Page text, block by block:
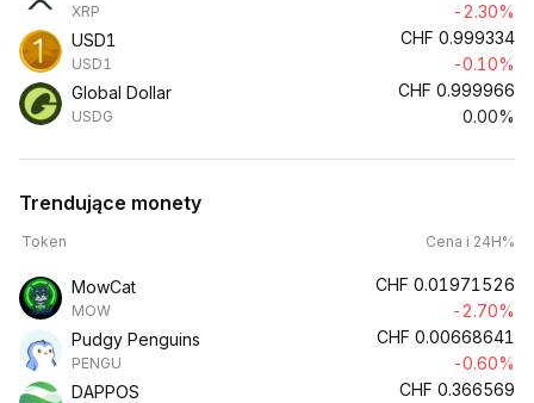
XRP
-2.30%
USD1
USD1
CHF 0.999334
-0.10%
Global Dollar
USDG
CHF 0.999966
0.00%
Trendujące monety
Token Cena i 24H%
MowCat
MOW
CHF 0.01971526
-2.70%
Pudgy Penguins
PENGU
CHF 0.00668641
-0.60%
DAPPOS
CHF 0.366569